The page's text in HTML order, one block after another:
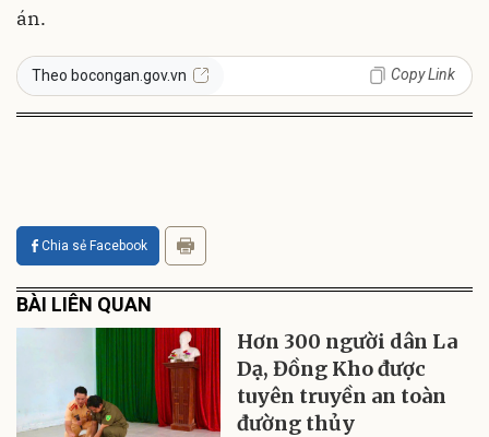
án.
Theo bocongan.gov.vn Copy Link
Chia sẻ Facebook
BÀI LIÊN QUAN
Hơn 300 người dân La
Dạ, Đồng Kho được
tuyên truyền an toàn
đường thủy